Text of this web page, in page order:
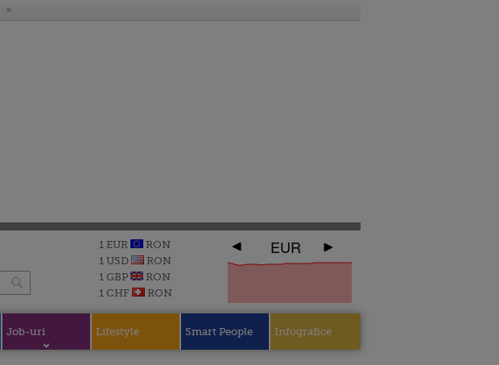
1 EUR
RON
1 USD
RON
1 GBP
RON
1 CHF
RON
EUR
Job-uri Lifestyle Smart People Infografice